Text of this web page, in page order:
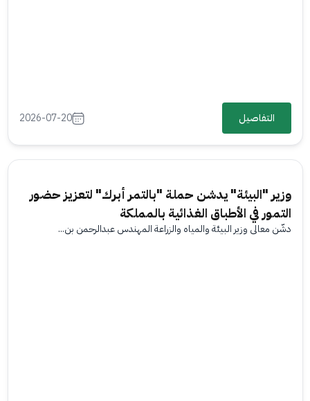
التفاصيل 2026-07-20
وزير "البيئة" يدشن حملة "بالتمر أبرك" لتعزيز حضور
التمور في الأطباق الغذائية بالمملكة
دشّن معالي وزير البيئة والمياه والزراعة المهندس عبدالرحمن بن...